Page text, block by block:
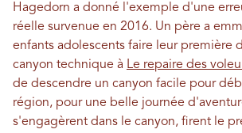
Hagedorn a donné l'exemple d'une
réelle survenue en 2016. Un père a
enfants adolescents faire leur première
canyon technique à Le repaire des
de descendre un canyon facile pour
région, pour une belle journée
s'engagèrent dans le canyon, firent le